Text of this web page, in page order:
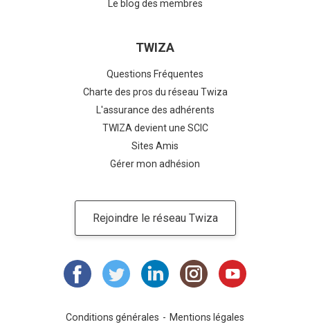
Le blog des membres
TWIZA
Questions Fréquentes
Charte des pros du réseau Twiza
L'assurance des adhérents
TWIZA devient une SCIC
Sites Amis
Gérer mon adhésion
Rejoindre le réseau Twiza
Conditions générales Mentions légales